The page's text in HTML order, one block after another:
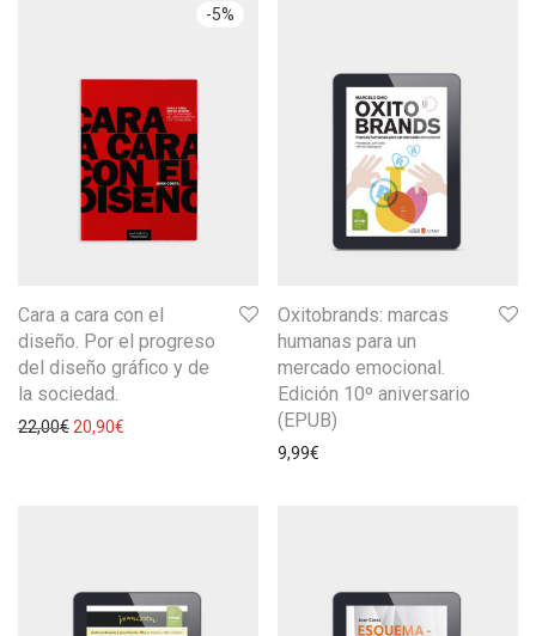
-5%
Cara a cara con el
diseño. Por el progreso
del diseño gráfico y de
la sociedad.
22,00€ 20,90€
Oxitobrands: marcas
humanas para un
mercado emocional.
Edición 10º aniversario
(EPUB)
9,99€